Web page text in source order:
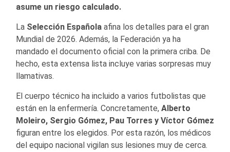
asume un riesgo calculado.
La Selección Española afina los detalles para el gran
Mundial de 2026. Además, la Federación ya ha
mandado el documento oficial con la primera criba. De
hecho, esta extensa lista incluye varias sorpresas muy
llamativas.
El cuerpo técnico ha incluido a varios futbolistas que
están en la enfermería. Concretamente, Alberto
Moleiro, Sergio Gómez, Pau Torres y Víctor Gómez
figuran entre los elegidos. Por esta razón, los médicos
del equipo nacional vigilan sus lesiones muy de cerca.